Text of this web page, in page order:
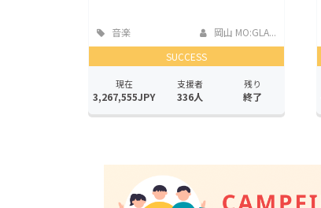
音楽
岡山 MO:GLA...
SUCCESS
現在
3,267,555JPY
支援者
336人
残り
終了